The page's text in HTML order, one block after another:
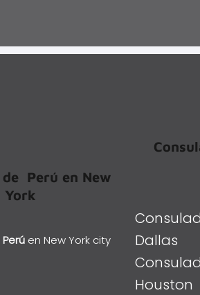
Perú en New
York
Perú en New York city
Dallas
Houston